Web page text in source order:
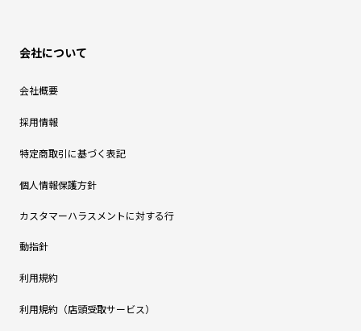
会社について
会社概要
採用情報
特定商取引に基づく表記
個人情報保護方針
カスタマーハラスメントに対する行
動指針
利用規約
利用規約（店頭受取サービス）